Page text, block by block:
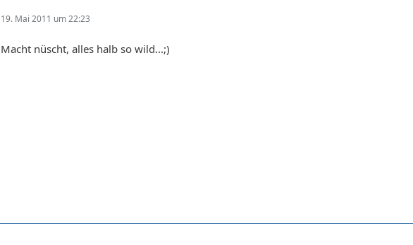
19. Mai 2011 um 22:23
Macht nüscht, alles halb so wild...;)